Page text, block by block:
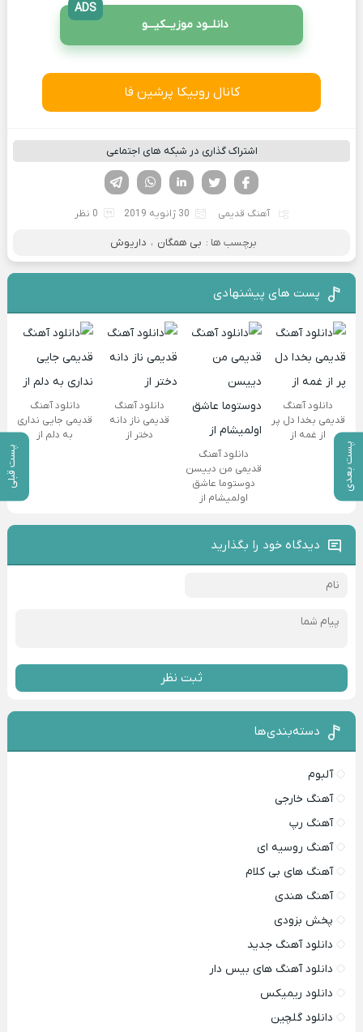
پست بعدی پست قبلی
دانلــود موزیــکیـــو
ADS
کانال روبیکا پرشین فا
اشتراک گذاری در شبکه های اجتماعی
لینکدین تویتر
فیسوک
آهنگ قدیمی 30 ژانویه 2019 0 نظر
برچسب ها : بی همگان ، داریوش
پست های پیشنهادی
دانلود آهنگ
قدیمی بخدا دل پر
از غمه از
دانلود آهنگ
قدیمی من دییسن
دوستوما عاشق
اولمیشام از
دانلود آهنگ
قدیمی ناز دانه
دختر از
دانلود آهنگ
قدیمی جایی نداری
به دلم از
دیدگاه خود را بگذارید
ثبت نظر
دسته‌بندی‌ها
آلبوم
آهنگ خارجی
آهنگ رپ
آهنگ روسیه ای
آهنگ های بی کلام
آهنگ هندی
پخش بزودی
دانلود آهنگ جدید
دانلود آهنگ های بیس دار
دانلود ریمیکس
دانلود گلچین